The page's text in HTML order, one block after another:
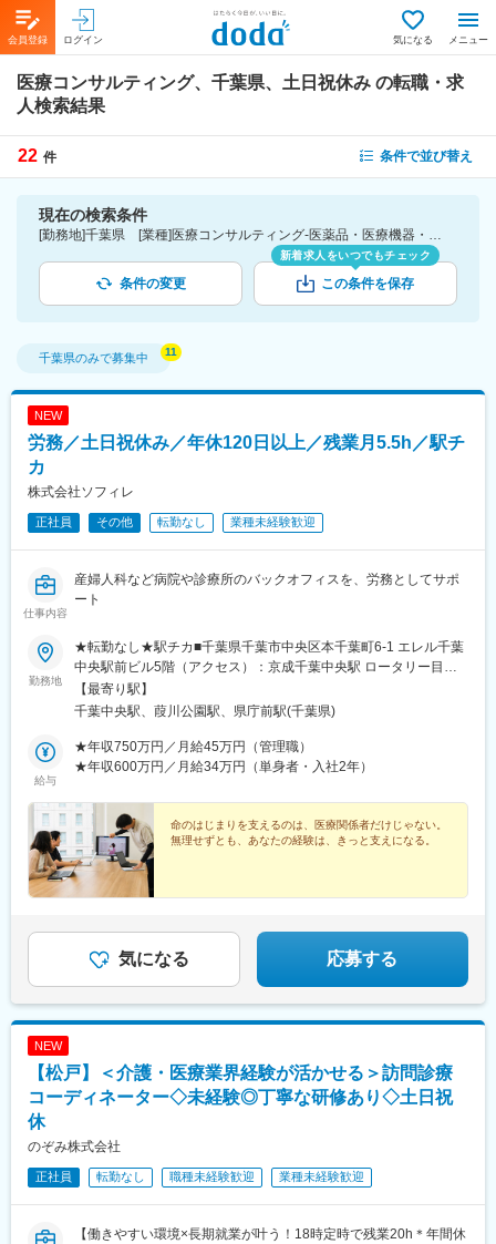
会員登録 ログイン 気になる メニュー
医療コンサルティング、千葉県、土日祝休み の転職・求
人検索結果
22 件 条件で並び替え
現在の検索条件
[勤務地]千葉県 [業種]医療コンサルティング-医薬品・医療機器・ライフサイエンス・医療系サービス [詳細条件](休日・働き方)土日祝休み
条件の変更
新着求人をいつでもチェック
この条件を保存
千葉県のみで募集中
NEW
労務／土日祝休み／年休120日以上／残業月5.5h／駅チ
カ
株式会社ソフィレ
正社員 その他 転勤なし 業種未経験歓迎
仕事内容
産婦人科など病院や診療所のバックオフィスを、労務としてサポ
ート
勤務地
★転勤なし★駅チカ■千葉県千葉市中央区本千葉町6-1 エレル千葉
中央駅前ビル5階（アクセス）：京成千葉中央駅 ロータリー目の
前より徒歩1分※受動喫煙防止対策：屋内全面禁煙
【最寄り駅】
千葉中央駅、葭川公園駅、県庁前駅(千葉県)
給与
★年収750万円／月給45万円（管理職）
★年収600万円／月給34万円（単身者・入社2年）
命のはじまりを支えるのは、医療関係者だけじゃない。
無理せずとも、あなたの経験は、きっと支えになる。
気になる 応募する
NEW
【松戸】＜介護・医療業界経験が活かせる＞訪問診療
コーディネーター◇未経験◎丁寧な研修あり◇土日祝
休
のぞみ株式会社
正社員 転勤なし 職種未経験歓迎 業種未経験歓迎
【働きやすい環境×長期就業が叶う！18時定時で残業20h＊年間休